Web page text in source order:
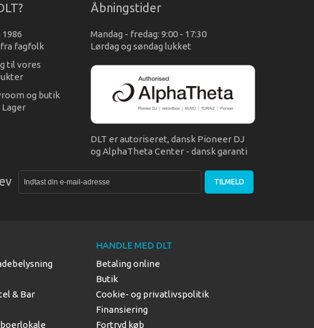
fagfolk
til vores
og butik
Åbningstider
Mandag - fredag: 9:00 - 17:30
Lørdag og søndag lukket
DLT er autoriseret, dansk Pioneer DJ
og AlphaTheta Center - dansk garanti
TILMELD
& Bar
HANDLE MED DLT
Betaling online
Butik
Cookie- og privatlivspolitik
Finansiering
Fortryd køb